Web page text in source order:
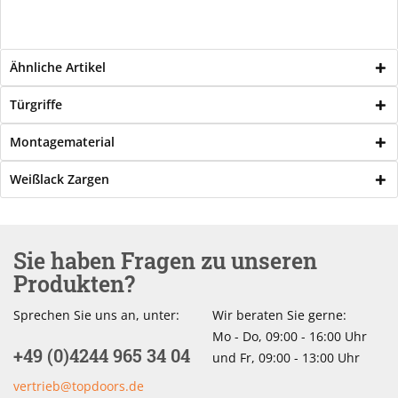
Ähnliche Artikel
Türgriffe
Montagematerial
Weißlack Zargen
Sie haben Fragen zu unseren
Produkten?
Sprechen Sie uns an, unter:
+49 (0)4244 965 34 04
vertrieb@topdoors.de
Wir beraten Sie gerne:
Mo - Do, 09:00 - 16:00 Uhr
und Fr, 09:00 - 13:00 Uhr